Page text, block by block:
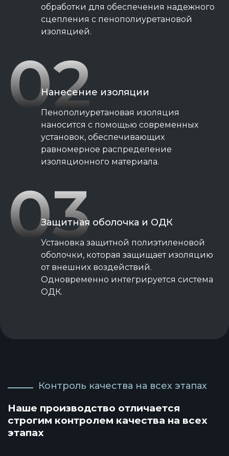
обработки для обеспечения надежного
сцепления с пенополиуретановой
изоляцией.
02
Нанесение изоляции
Пенополиуретановая изоляция
наносится с помощью современных
установок, обеспечивающих
равномерное распределение
изоляционного материала.
03
Защитная оболочка и ОДК
Установка защитной полиэтиленовой
оболочки, которая защищает изоляцию
от внешних воздействий.
Одновременно интегрируется система
ОДК.
Контроль качества на всех этапах
Наше производство отличается
строгим контролем качества на всех
этапах